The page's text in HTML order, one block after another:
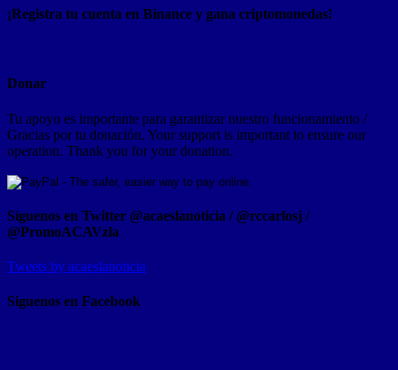
¡Registra tu cuenta en Binance y gana criptomonedas!
Donar
Tu apoyo es importante para garantizar nuestro funcionamiento /
Gracias por tu donación. Your support is important to ensure our
operation. Thank you for your donation.
Síguenos en Twitter @acaeslanoticia / @rccarlosj /
@PromoACAVzla
Tweets by acaeslanoticia
Siguenos en Facebook